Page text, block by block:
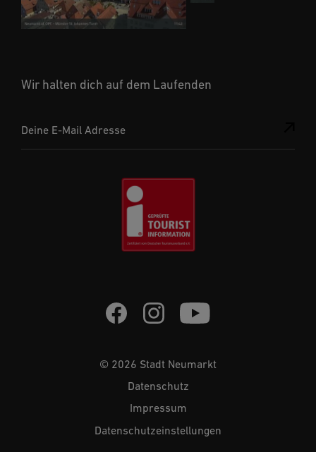
Wir halten dich auf dem Laufenden
Deine E-Mail Adresse
© 2026 Stadt Neumarkt
Datenschutz
Impressum
Datenschutzeinstellungen